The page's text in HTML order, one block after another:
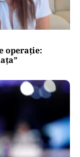
operație: